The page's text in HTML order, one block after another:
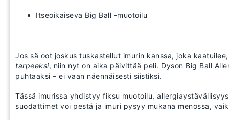
Itseoikaiseva Big Ball -muotoilu
Jos sä oot joskus tuskastellut imurin kanssa, joka
tarpeeksi, niin nyt on aika päivittää peli. Dyson Big Ball
puhtaaksi – ei vaan näennäisesti siistiksi.
Tässä imurissa yhdistyy fiksu muotoilu,
suodattimet voi pestä ja imuri pysyy mukana menossa,